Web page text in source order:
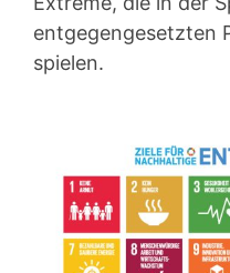
entgegengesetzten
spielen.